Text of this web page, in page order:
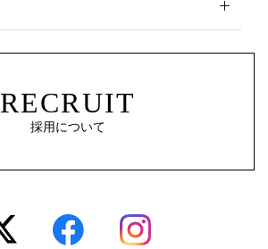
RECRUIT
採用について